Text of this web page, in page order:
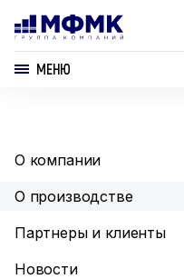
МЕНЮ
О компании
О производстве
Партнеры и клиенты
Новости